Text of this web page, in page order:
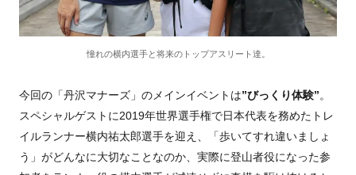
憧れの横内選手と将来のトップアスリート達。
今回の「丹沢マナーズ」のメインイベントは”びっくり体験”。
スペシャルゲストに2019年世界選手権で日本代表を務めたトレ
イルランナー横内祐太郎選手を迎え、「歩いてすれ違いましょ
う」がどんなに大切なことなのか、実際に登山者役になった参